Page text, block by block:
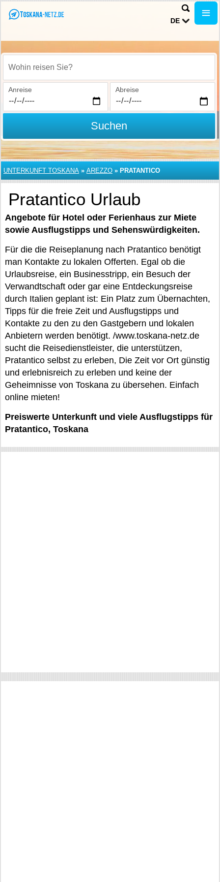
DE
Wohin reisen Sie?
Anreise Abreise
Suchen
UNTERKUNFT TOSKANA » AREZZO » PRATANTICO
Pratantico Urlaub
Angebote für Hotel oder Ferienhaus zur Miete
sowie Ausflugstipps und Sehenswürdigkeiten.
Für die die Reiseplanung nach Pratantico benötigt
man Kontakte zu lokalen Offerten. Egal ob die
Urlaubsreise, ein Businesstripp, ein Besuch der
Verwandtschaft oder gar eine Entdeckungsreise
durch Italien geplant ist: Ein Platz zum Übernachten,
Tipps für die freie Zeit und Ausflugstipps und
Kontakte zu den zu den Gastgebern und lokalen
Anbietern werden benötigt. /www.toskana-netz.de
sucht die Reisedienstleister, die unterstützen,
Pratantico selbst zu erleben, Die Zeit vor Ort günstig
und erlebnisreich zu erleben und keine der
Geheimnisse von Toskana zu übersehen. Einfach
online mieten!
Preiswerte Unterkunft und viele Ausflugstipps für
Pratantico, Toskana